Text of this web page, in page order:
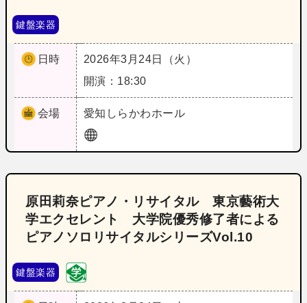
鍵盤楽器
日時
2026年3月24日（火）
開演：18:30
会場 愛知 しらかわホール
原田莉奈ピアノ・リサイタル 東京藝術大
学エクセレント 大学院優秀修了者による
ピアノソロリサイタルシリーズVol.10
鍵盤楽器